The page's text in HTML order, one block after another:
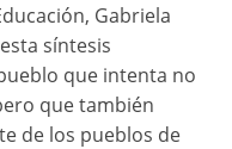
Gabriela
síntesis
que intenta no
que también
de los pueblos de